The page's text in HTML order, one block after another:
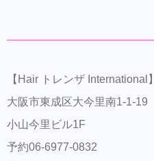
【Hair トレンザ International】
大阪市東成区大今里南1-1-19
小山今里ビル1F
予約06-6977-0832